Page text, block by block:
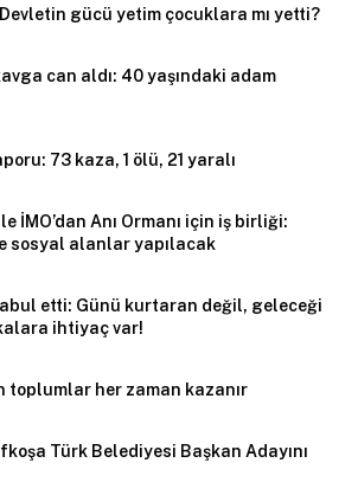
gücü yetim çocuklara mı yetti?
can aldı: 40 yaşındaki adam
73 kaza, 1 ölü, 21 yaralı
İMO’dan Anı Ormanı için iş birliği:
sosyal alanlar yapılacak
kabul etti: Günü kurtaran değil, geleceği
ihtiyaç var!
toplumlar her zaman kazanır
Türk Belediyesi Başkan Adayını